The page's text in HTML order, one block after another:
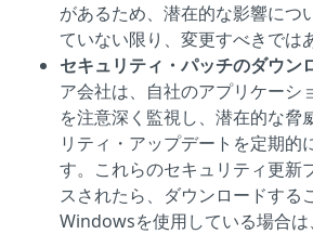
があるため、潜在的な影響につ
ていない限り、変更すべきでは
セキュリティ・パッチのダウン
ア会社は、自社のアプリケーシ
を注意深く監視し、潜在的な脅
リティ・アップデートを定期的
す。これらのセキュリティ更新
スされたら、ダウンロードする
Windowsを使用している場合は、